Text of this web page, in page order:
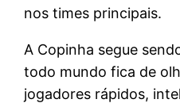
nos times principais.
A Copinha segue
todo mundo fica de
jogadores rápidos,